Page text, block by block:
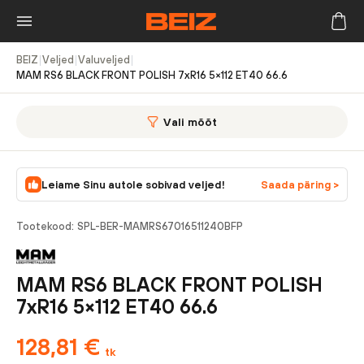
BEIZ Veljed Valuveljed
MAM RS6 BLACK FRONT POLISH 7xR16 5×112 ET40 66.6
Vali mõõt
Tootekood: SPL-BER-MAMRS67016511240BFP
MAM RS6 BLACK FRONT POLISH
7xR16 5×112 ET40 66.6
128,81 € tk
Leiame Sinu autole sobivad veljed! Saada päring >